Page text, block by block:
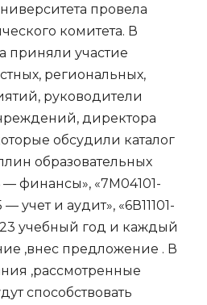
провела
комитета. В
приняли участие
региональных,
руководители
директора
обсудили каталог
образовательных
финансы», «7М04101-
учет и аудит», «6В11101-
учебный год и каждый
,внес предложение . В
,рассмотренные
способствовать